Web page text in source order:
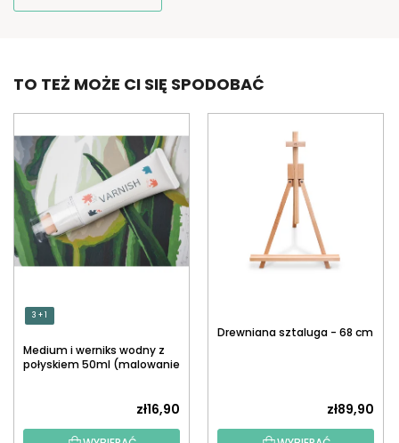
TO TEŻ MOŻE CI SIĘ SPODOBAĆ
3 + 1
Medium i werniks wodny z
połyskiem 50ml (malowanie
zł16,90
Drewniana sztaluga - 68 cm
zł89,90